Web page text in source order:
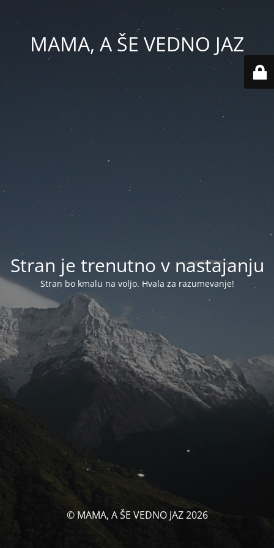
MAMA, A ŠE VEDNO JAZ
Stran je trenutno v nastajanju
Stran bo kmalu na voljo. Hvala za razumevanje!
© MAMA, A ŠE VEDNO JAZ 2026